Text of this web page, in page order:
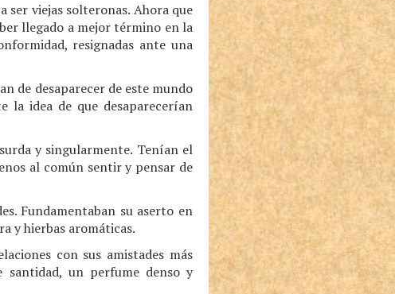
ser viejas solteronas. Ahora que
llegado a mejor término en la
resignadas ante una
de desaparecer de este mundo
la idea de que desaparecerían
y singularmente. Tenían el
al común sentir y pensar de
Fundamentaban su aserto en
y hierbas aromáticas.
con sus amistades más
santidad, un perfume denso y